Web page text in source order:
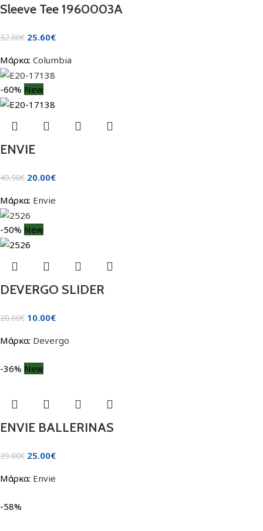
Sleeve Tee 1960003A
32.00€ 25.60€
Μάρκα: Columbia
-60% New
ENVIE
49.90€ 20.00€
Μάρκα: Envie
-50% New
DEVERGO SLIDER
20.00€ 10.00€
Μάρκα: Devergo
-36% New
ENVIE BALLERINAS
39.00€ 25.00€
Μάρκα: Envie
-58%